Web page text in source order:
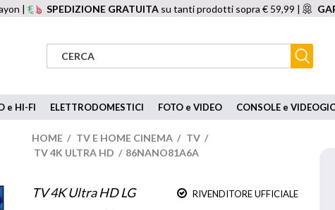
| SPEDIZIONE GRATUITA su tanti prodotti sopra € 59,99 |
e HI-FI ELETTRODOMESTICI FOTO e VIDEO CONSOLE e
HOME / TV E HOME CINEMA / TV /
TV 4K ULTRA HD / 86NANO81A6A
TV 4K Ultra HD LG RIVENDITORE UFFICIALE